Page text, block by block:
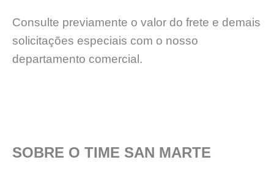
Consulte previamente o valor do frete e demais
solicitações especiais com o nosso
departamento comercial.
SOBRE O TIME SAN MARTE